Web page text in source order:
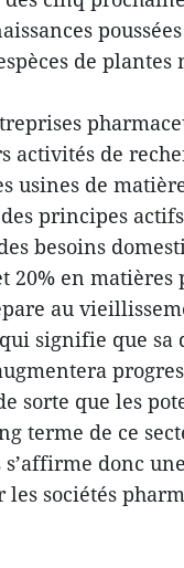
de plantes
activités de
usines de
principes
besoins
20% en matières
au
signifie que sa
sorte que les
terme de ce
s’affirme donc
les sociétés